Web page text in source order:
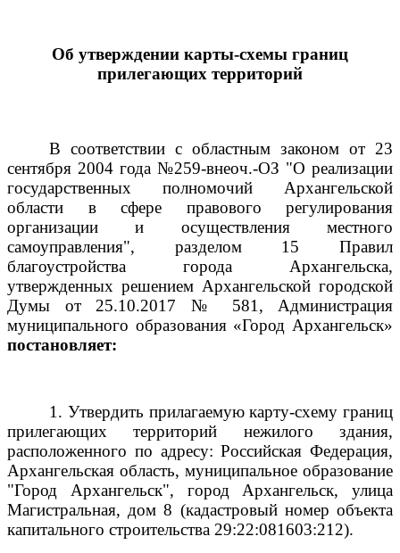
Об утверждении карты-схемы границ
прилегающих территорий
В соответствии с областным законом от 23
сентября 2004 года №259-внеоч.-ОЗ "О реализации
государственных полномочий Архангельской
области в сфере правового регулирования
организации и осуществления местного
самоуправления", разделом 15 Правил
благоустройства города Архангельска,
утвержденных решением Архангельской городской
Думы от 25.10.2017 № 581, Администрация
муниципального образования «Город Архангельск»
постановляет:
1. Утвердить прилагаемую карту-схему границ
прилегающих территорий нежилого здания,
расположенного по адресу: Российская Федерация,
Архангельская область, муниципальное образование
"Город Архангельск", город Архангельск, улица
Магистральная, дом 8 (кадастровый номер объекта
капитального строительства 29:22:081603:212).